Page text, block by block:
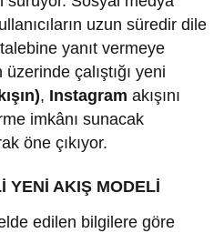
uzun süredir dile
yanıt vermeye
çalıştığı yeni
, Instagram akışını
imkânı sunacak
öne çıkıyor.
YENİ AKIŞ MODELİ
edilen bilgilere göre